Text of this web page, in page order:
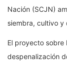
Nación (SCJN)
siembra, cultivo y
El proyecto sobre
despenalización